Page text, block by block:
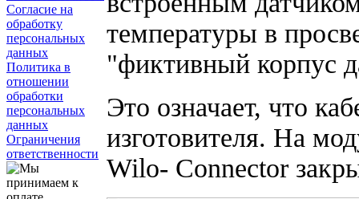
Согласие на
обработку
персональных
данных
Политика в
отношении
обработки
персональных
данных
Ограничения
ответственности
температуры в
"фиктивный корпус
Это означает, что
изготовителя. На
Wilo- Connector